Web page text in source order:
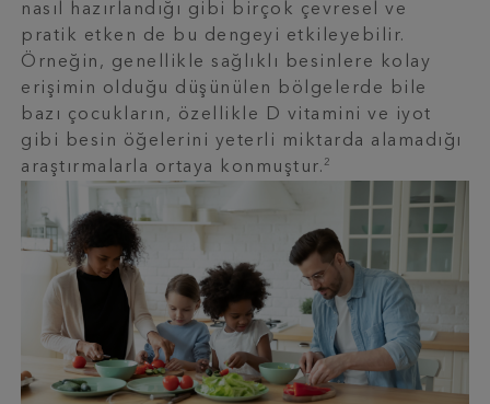
nasıl hazırlandığı gibi birçok çevresel ve
pratik etken de bu dengeyi etkileyebilir.
Örneğin, genellikle sağlıklı besinlere kolay
erişimin olduğu düşünülen bölgelerde bile
bazı çocukların, özellikle D vitamini ve iyot
gibi besin öğelerini yeterli miktarda alamadığı
araştırmalarla ortaya konmuştur. 2